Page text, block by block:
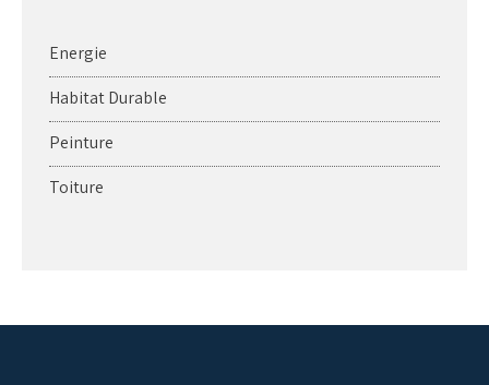
Energie
Habitat Durable
Peinture
Toiture